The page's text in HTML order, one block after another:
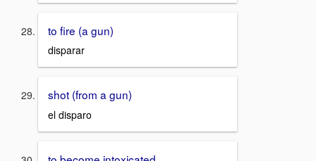
to fire (a gun)
disparar
shot (from a gun)
el disparo